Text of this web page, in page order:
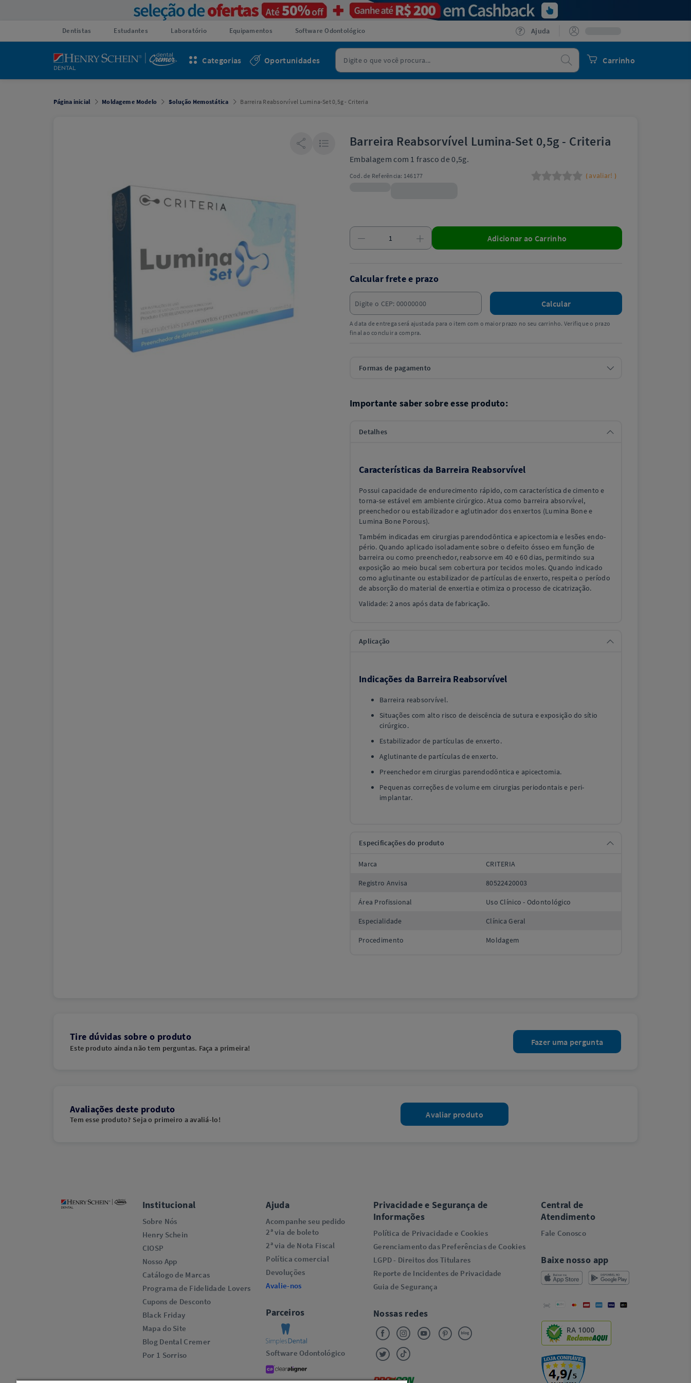
Dentistas Estudantes Laboratório Equipamentos Software Odontológico Ajuda
Carrinho
Procurar
Oportunidades
Categorias
Página inicial Moldagem e Modelo Solução Hemostática Barreira Reabsorvível Lumina-Set 0,5g - Criteria
Barreira Reabsorvível Lumina-Set 0,5g - Criteria
Embalagem com 1 frasco de 0,5g.
Cod. de Referência: 146177 ( avaliar! )
Adicionar ao Carrinho
Calcular frete e prazo
Calcular
A data de entrega será ajustada para o item com o maior prazo no seu carrinho. Verifique o prazo
final ao concluir a compra.
Formas de pagamento
Importante saber sobre esse produto:
Detalhes
Características da Barreira Reabsorvível
Possui capacidade de endurecimento rápido, com característica de cimento e
torna-se estável em ambiente cirúrgico. Atua como barreira absorvível,
preenchedor ou estabilizador e aglutinador dos enxertos (Lumina Bone e
Lumina Bone Porous).
Também indicadas em cirurgias parendodôntica e apicectomia e lesões endo-
pério. Quando aplicado isoladamente sobre o defeito ósseo em função de
barreira ou como preenchedor, reabsorve em 40 e 60 dias, permitindo sua
exposição ao meio bucal sem cobertura por tecidos moles. Quando indicado
como aglutinante ou estabilizador de partículas de enxerto, respeita o período
de absorção do material de enxertia e otimiza o processo de cicatrização.
Validade: 2 anos após data de fabricação.
Aplicação
Indicações da Barreira Reabsorvível
Barreira reabsorvível.
Situações com alto risco de deiscência de sutura e exposição do sítio
cirúrgico.
Estabilizador de partículas de enxerto.
Aglutinante de partículas de enxerto.
Preenchedor em cirurgias parendodôntica e apicectomia.
Pequenas correções de volume em cirurgias periodontais e peri-
implantar.
Especificações do produto
Marca CRITERIA
Registro Anvisa 80522420003
Área Profissional Uso Clínico - Odontológico
Especialidade Clínica Geral
Procedimento Moldagem
Tire dúvidas sobre o produto
Este produto ainda não tem perguntas. Faça a primeira!
Fazer uma pergunta
Avaliações deste produto
Tem esse produto? Seja o primeiro a avaliá-lo!
Avaliar produto
Institucional
Sobre Nós
Henry Schein
CIOSP
Nosso App
Catálogo de Marcas
Programa de Fidelidade Lovers​
Cupons de Desconto
Black Friday
Mapa do Site
Blog Dental Cremer
Por 1 Sorriso
Ajuda
Acompanhe seu pedido
2ª via de boleto
2ª via de Nota Fiscal
Política comercial
Devoluções
Avalie-nos
Parceiros
Software Odontológico
Privacidade e Segurança de
Informações
Política de Privacidade e Cookies
Gerenciamento das Preferências de Cookies
LGPD - Direitos dos Titulares
Reporte de Incidentes de Privacidade
Guia de Segurança
Nossas redes
Central de
Atendimento
Fale Conosco
Baixe nosso app
RA 1000